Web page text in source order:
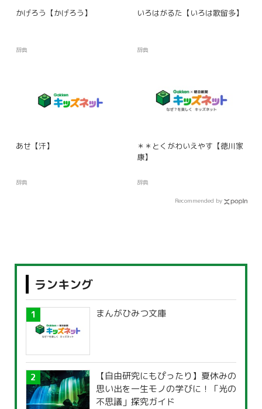
かげろう【かげろう】
辞典
いろはがるた【いろは歌留多】
辞典
あせ【汗】
辞典
＊＊とくがわいえやす【徳川家
康】
辞典
Recommended by
ランキング
まんがひみつ文庫
【自由研究にもぴったり】夏休みの
思い出を一生モノの学びに！「光の
不思議」探究ガイド